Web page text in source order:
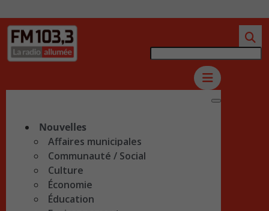
Nouvelles
Affaires municipales
Communauté / Social
Culture
Économie
Éducation